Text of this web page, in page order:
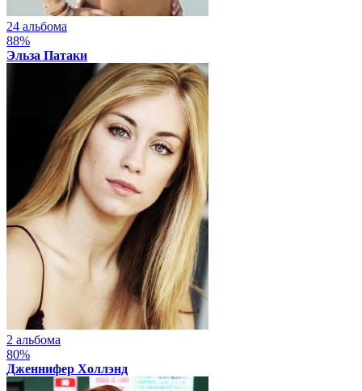
24 альбома
88%
Эльза Патаки
2 альбома
80%
Дженнифер Холлэнд